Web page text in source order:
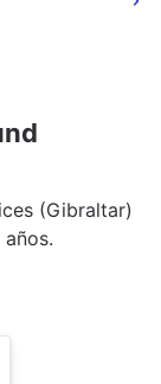
(Gibraltar)